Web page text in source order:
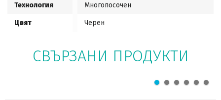
Технология Многопосочен
Цвят Черен
СВЪРЗАНИ ПРОДУКТИ